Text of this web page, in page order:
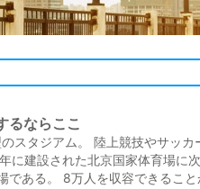
るならここ
スタジアム。 陸上競技やサッカ
に建設された北京国家体育場に
である。 8万人を収容できること